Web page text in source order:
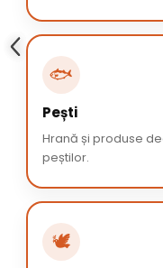
🐟
Pești
Hrană și produse
peștilor.
🕊️